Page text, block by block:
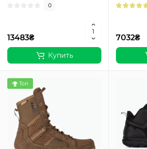
0
13483₴
Купить
7032₴
Топ